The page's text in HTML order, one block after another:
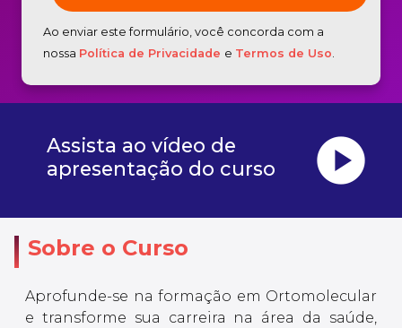
Ao enviar este formulário, você concorda com a
nossa Política de Privacidade e Termos de Uso.
Assista ao vídeo de
apresentação do curso
play_circle
Sobre o Curso
Aprofunde-se na formação em Ortomolecular
e transforme sua carreira na área da saúde,